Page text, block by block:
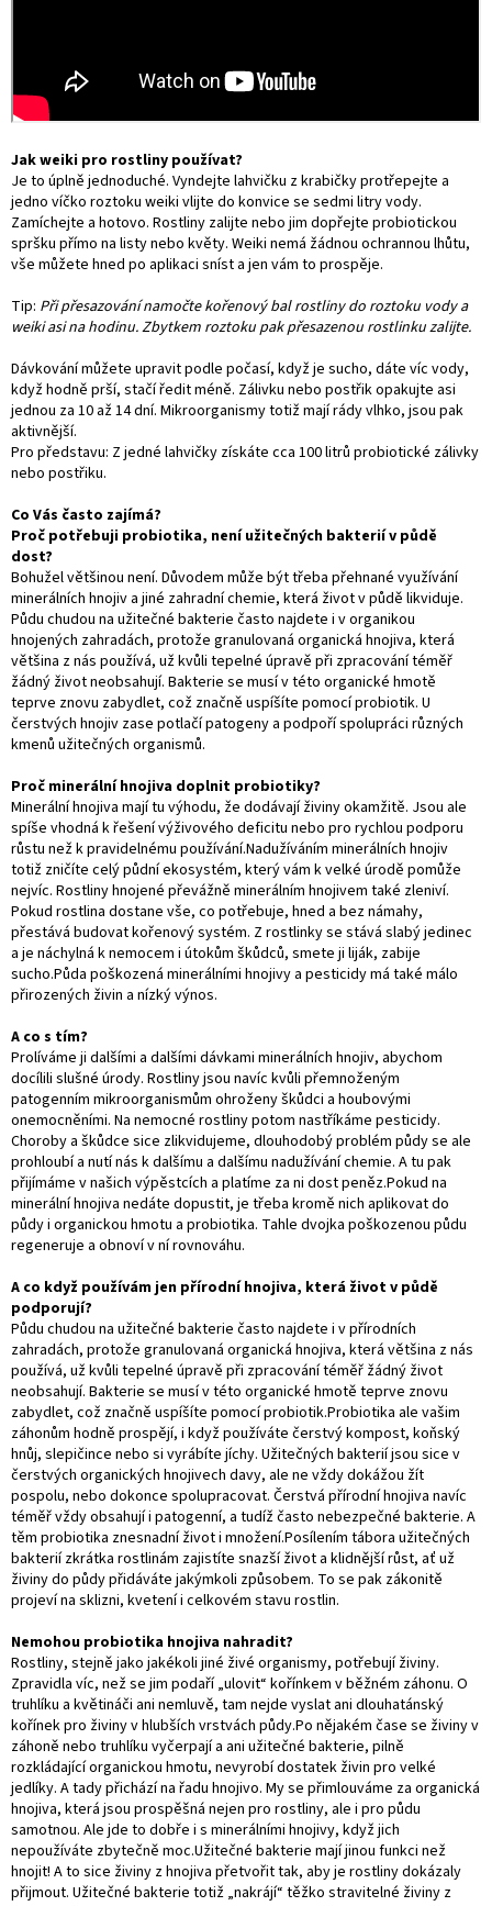
Jak weiki pro rostliny používat?
Je to úplně jednoduché. Vyndejte lahvičku z krabičky protřepejte a
jedno víčko roztoku weiki vlijte do konvice se sedmi litry vody.
Zamíchejte a hotovo. Rostliny zalijte nebo jim dopřejte probiotickou
spršku přímo na listy nebo květy. Weiki nemá žádnou ochrannou lhůtu,
vše můžete hned po aplikaci sníst a jen vám to prospěje.
Tip: Při přesazování namočte kořenový bal rostliny do roztoku vody a
weiki asi na hodinu. Zbytkem roztoku pak přesazenou rostlinku zalijte.
Dávkování můžete upravit podle počasí, když je sucho, dáte víc vody,
když hodně prší, stačí ředit méně. Zálivku nebo postřik opakujte asi
jednou za 10 až 14 dní. Mikroorganismy totiž mají rády vlhko, jsou pak
aktivnější.
Pro představu: Z jedné lahvičky získáte cca 100 litrů probiotické zálivky
nebo postřiku.
Co Vás často zajímá?
Proč potřebuji probiotika, není užitečných bakterií v půdě
dost?
Bohužel většinou není. Důvodem může být třeba přehnané využívání
minerálních hnojiv a jiné zahradní chemie, která život v půdě likviduje.
Půdu chudou na užitečné bakterie často najdete i v organikou
hnojených zahradách, protože granulovaná organická hnojiva, která
většina z nás používá, už kvůli tepelné úpravě při zpracování téměř
žádný život neobsahují. Bakterie se musí v této organické hmotě
teprve znovu zabydlet, což značně uspíšíte pomocí probiotik. U
čerstvých hnojiv zase potlačí patogeny a podpoří spolupráci různých
kmenů užitečných organismů.
Proč minerální hnojiva doplnit probiotiky?
Minerální hnojiva mají tu výhodu, že dodávají živiny okamžitě. Jsou ale
spíše vhodná k řešení výživového deficitu nebo pro rychlou podporu
růstu než k pravidelnému používání.Nadužíváním minerálních hnojiv
totiž zničíte celý půdní ekosystém, který vám k velké úrodě pomůže
nejvíc. Rostliny hnojené převážně minerálním hnojivem také zleniví.
Pokud rostlina dostane vše, co potřebuje, hned a bez námahy,
přestává budovat kořenový systém. Z rostlinky se stává slabý jedinec
a je náchylná k nemocem i útokům škůdců, smete ji liják, zabije
sucho.Půda poškozená minerálními hnojivy a pesticidy má také málo
přirozených živin a nízký výnos.
A co s tím?
Prolíváme ji dalšími a dalšími dávkami minerálních hnojiv, abychom
docílili slušné úrody. Rostliny jsou navíc kvůli přemnoženým
patogenním mikroorganismům ohroženy škůdci a houbovými
onemocněními. Na nemocné rostliny potom nastříkáme pesticidy.
Choroby a škůdce sice zlikvidujeme, dlouhodobý problém půdy se ale
prohloubí a nutí nás k dalšímu a dalšímu nadužívání chemie. A tu pak
přijímáme v našich výpěstcích a platíme za ni dost peněz.Pokud na
minerální hnojiva nedáte dopustit, je třeba kromě nich aplikovat do
půdy i organickou hmotu a probiotika. Tahle dvojka poškozenou půdu
regeneruje a obnoví v ní rovnováhu.
A co když používám jen přírodní hnojiva, která život v půdě
podporují?
Půdu chudou na užitečné bakterie často najdete i v přírodních
zahradách, protože granulovaná organická hnojiva, která většina z nás
používá, už kvůli tepelné úpravě při zpracování téměř žádný život
neobsahují. Bakterie se musí v této organické hmotě teprve znovu
zabydlet, což značně uspíšíte pomocí probiotik.Probiotika ale vašim
záhonům hodně prospějí, i když používáte čerstvý kompost, koňský
hnůj, slepičince nebo si vyrábíte jíchy. Užitečných bakterií jsou sice v
čerstvých organických hnojivech davy, ale ne vždy dokážou žít
pospolu, nebo dokonce spolupracovat. Čerstvá přírodní hnojiva navíc
téměř vždy obsahují i patogenní, a tudíž často nebezpečné bakterie. A
těm probiotika znesnadní život i množení.Posílením tábora užitečných
bakterií zkrátka rostlinám zajistíte snazší život a klidnější růst, ať už
živiny do půdy přidáváte jakýmkoli způsobem. To se pak zákonitě
projeví na sklizni, kvetení i celkovém stavu rostlin.
Nemohou probiotika hnojiva nahradit?
Rostliny, stejně jako jakékoli jiné živé organismy, potřebují živiny.
Zpravidla víc, než se jim podaří „ulovit“ kořínkem v běžném záhonu. O
truhlíku a květináči ani nemluvě, tam nejde vyslat ani dlouhatánský
kořínek pro živiny v hlubších vrstvách půdy.Po nějakém čase se živiny v
záhoně nebo truhlíku vyčerpají a ani užitečné bakterie, pilně
rozkládající organickou hmotu, nevyrobí dostatek živin pro velké
jedlíky. A tady přichází na řadu hnojivo. My se přimlouváme za organická
hnojiva, která jsou prospěšná nejen pro rostliny, ale i pro půdu
samotnou. Ale jde to dobře i s minerálními hnojivy, když jich
nepoužíváte zbytečně moc.Užitečné bakterie mají jinou funkci než
hnojit! A to sice živiny z hnojiva přetvořit tak, aby je rostliny dokázaly
přijmout. Užitečné bakterie totiž „nakrájí“ těžko stravitelné živiny z